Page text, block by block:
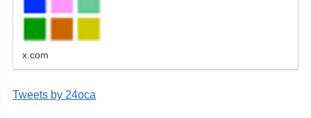
x.com
Tweets by 24oca